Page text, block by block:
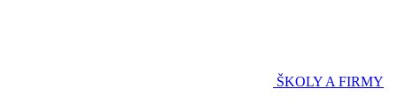
ŠKOLY A FIRMY